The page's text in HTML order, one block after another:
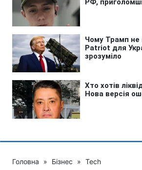
Головна » Бізнес » Tech